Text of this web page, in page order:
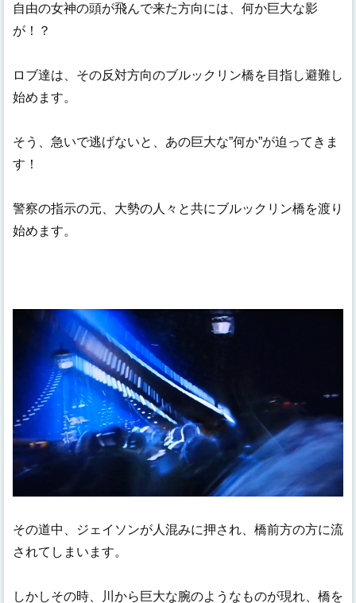
自由の女神の頭が飛んで来た方向には、何か巨大な影
が！？
ロブ達は、その反対方向のブルックリン橋を目指し避難し
始めます。
そう、急いで逃げないと、あの巨大な”何か”が迫ってきま
す！
警察の指示の元、大勢の人々と共にブルックリン橋を渡り
始めます。
その道中、ジェイソンが人混みに押され、橋前方の方に流
されてしまいます。
しかしその時、川から巨大な腕のようなものが現れ、橋を